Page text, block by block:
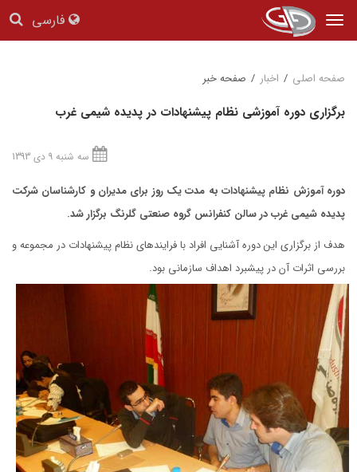
فارسی
صفحه اصلی / اخبار / صفحه خبر
برگزاری دوره آموزشی نظام پیشنهادات در پدیده شیمی غرب
سه شنبه 9 دی 1393
دوره آموزش نظام پیشنهادات به مدت یک روز برای مدیران و کارشناسان شرکت
پدیده شیمی غربدر سالن کنفرانس گروه صنعتی گلرنگ برگزار شد.
هدف از برگزاری این دوره آشنایی افراد با فرایندهای نظام پیشنهادات در مجموعه و
بررسی اثرات آن در پیشبرد اهداف سازمانی بود.